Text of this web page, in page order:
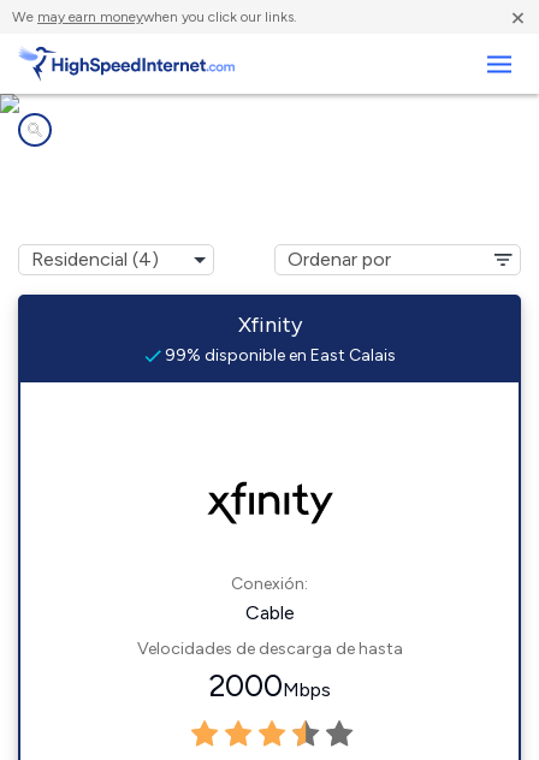
We may earn moneywhen you click our links. ×
Xfinity
99% disponible en East Calais
Conexión:
Cable
Velocidades de descarga de hasta
2000Mbps